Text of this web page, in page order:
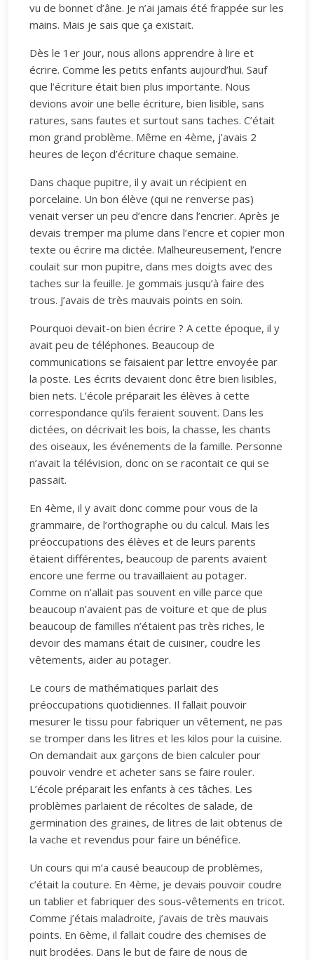
vu de bonnet d’âne. Je n’ai jamais été frappée sur les
mains. Mais je sais que ça existait.
Dès le 1er jour, nous allons apprendre à lire et
écrire. Comme les petits enfants aujourd’hui. Sauf
que l’écriture était bien plus importante. Nous
devions avoir une belle écriture, bien lisible, sans
ratures, sans fautes et surtout sans taches. C’était
mon grand problème. Même en 4ème, j’avais 2
heures de leçon d’écriture chaque semaine.
Dans chaque pupitre, il y avait un récipient en
porcelaine. Un bon élève (qui ne renverse pas)
venait verser un peu d’encre dans l’encrier. Après je
devais tremper ma plume dans l’encre et copier mon
texte ou écrire ma dictée. Malheureusement, l’encre
coulait sur mon pupitre, dans mes doigts avec des
taches sur la feuille. Je gommais jusqu’à faire des
trous. J’avais de très mauvais points en soin.
Pourquoi devait-on bien écrire ? A cette époque, il y
avait peu de téléphones. Beaucoup de
communications se faisaient par lettre envoyée par
la poste. Les écrits devaient donc être bien lisibles,
bien nets. L’école préparait les élèves à cette
correspondance qu’ils feraient souvent. Dans les
dictées, on décrivait les bois, la chasse, les chants
des oiseaux, les événements de la famille. Personne
n’avait la télévision, donc on se racontait ce qui se
passait.
En 4ème, il y avait donc comme pour vous de la
grammaire, de l’orthographe ou du calcul. Mais les
préoccupations des élèves et de leurs parents
étaient différentes, beaucoup de parents avaient
encore une ferme ou travaillaient au potager.
Comme on n’allait pas souvent en ville parce que
beaucoup n’avaient pas de voiture et que de plus
beaucoup de familles n’étaient pas très riches, le
devoir des mamans était de cuisiner, coudre les
vêtements, aider au potager.
Le cours de mathématiques parlait des
préoccupations quotidiennes. Il fallait pouvoir
mesurer le tissu pour fabriquer un vêtement, ne pas
se tromper dans les litres et les kilos pour la cuisine.
On demandait aux garçons de bien calculer pour
pouvoir vendre et acheter sans se faire rouler.
L’école préparait les enfants à ces tâches. Les
problèmes parlaient de récoltes de salade, de
germination des graines, de litres de lait obtenus de
la vache et revendus pour faire un bénéfice.
Un cours qui m’a causé beaucoup de problèmes,
c’était la couture. En 4ème, je devais pouvoir coudre
un tablier et fabriquer des sous-vêtements en tricot.
Comme j’étais maladroite, j’avais de très mauvais
points. En 6ème, il fallait coudre des chemises de
nuit brodées. Dans le but de faire de nous de